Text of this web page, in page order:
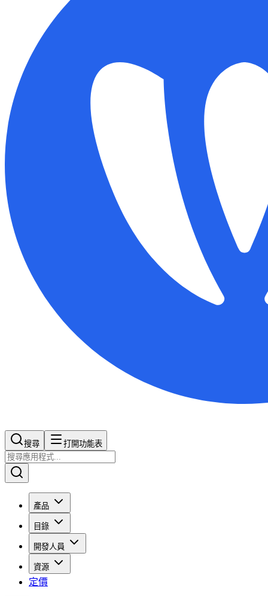
搜尋​​​​ 打開功能表
產品
目錄
開發人員
資源
定價